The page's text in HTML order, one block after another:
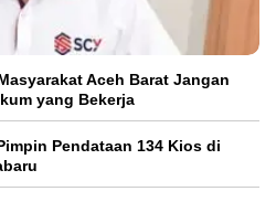
Aceh Barat Jangan
yang Bekerja
Pendataan 134 Kios di